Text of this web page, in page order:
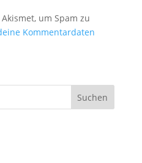
um Spam zu
Kommentardaten